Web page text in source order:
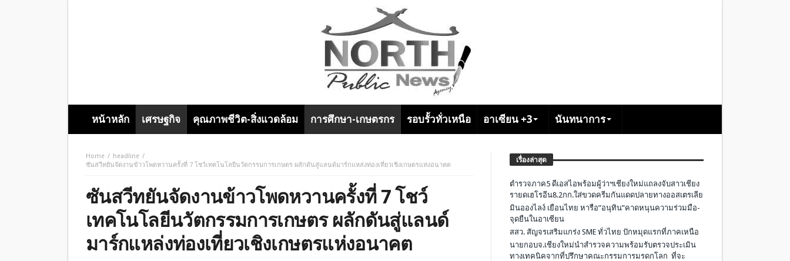
หน้าหลัก เศรษฐกิจ คุณภาพชีวิต-สิ่งแวดล้อม การศึกษา-เกษตรกร รอบรั้วทั่วเหนือ อาเซียน +3 นันทนาการ
Home
headline
ซันสวีทยันจัดงานข้าวโพดหวานครั้งที่ 7 โชว์เทคโนโลยีนวัตกรรมการเกษตร ผลักดันสู่แลนด์มาร์กแหล่งท่องเที่ยวเชิงเกษตรแห่งอนาคต
ซันสวีทยันจัดงานข้าวโพดหวานครั้งที่ 7 โชว์
เทคโนโลยีนวัตกรรมการเกษตร ผลักดันสู่แลนด์
มาร์กแหล่งท่องเที่ยวเชิงเกษตรแห่งอนาคต
เรื่องล่าสุด
ตำรวจภาค5 ดีเอสไอพร้อมผู้ว่าฯเชียงใหม่แถลงจับสาวเชียง
รายดเฮโรอีน8.2กก.ใส่ขวดครีมกันแดดปลายทางออสเตรเลีย
มินอองไลง์ เยือนไทย หารือ”อนุทิน”คาดหนุนความร่วมมือ-
จุดยืนในอาเซียน
สสว. สัญจรเสริมแกร่ง SME ทั่วไทย ปักหมุดแรกที่ภาคเหนือ
นายกอบจ.เชียงใหม่นำสำรวจความพร้อมรับตรวจประเมิน
ทางเทคนิคจากที่ปรึกษาคณะกรรมการมรดกโลก ที่จะ